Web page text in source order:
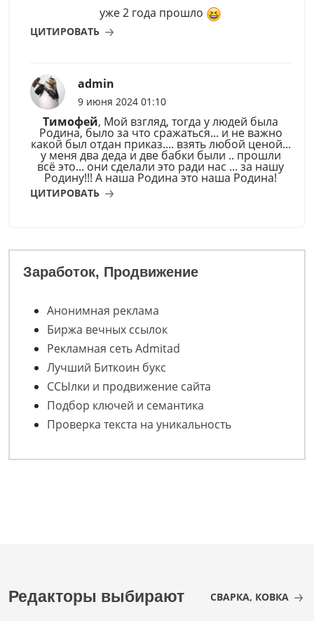
уже 2 года прошло
ЦИТИРОВАТЬ
admin
9 июня 2024 01:10
Тимофей, Мой взгляд, тогда у людей была
Родина, было за что сражаться... и не важно
какой был отдан приказ.... взять любой ценой...
у меня два деда и две бабки были .. прошли
всё это... они сделали это ради нас ... за нашу
Родину!!! А наша Родина это наша Родина!
ЦИТИРОВАТЬ
Заработок, Продвижение
Анонимная реклама
Биржа вечных ссылок
Рекламная сеть Admitad
Лучший Биткоин букс
ССЫлки и продвижение сайта
Подбор ключей и семантика
Проверка текста на уникальность
Редакторы выбирают СВАРКА, КОВКА